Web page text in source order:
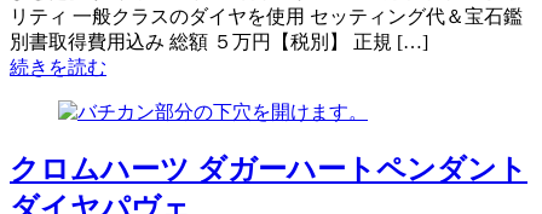
リティ 一般クラスのダイヤを使用 セッティング代＆宝石鑑
別書取得費用込み 総額 ５万円【税別】 正規 […]
続きを読む
クロムハーツ ダガーハートペンダント